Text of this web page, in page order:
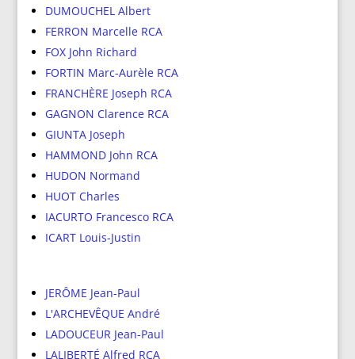
DUMOUCHEL Albert
FERRON Marcelle RCA
FOX John Richard
FORTIN Marc-Aurèle RCA
FRANCHÈRE Joseph RCA
GAGNON Clarence RCA
GIUNTA Joseph
HAMMOND John RCA
HUDON Normand
HUOT Charles
IACURTO Francesco RCA
ICART Louis-Justin
JERÔME Jean-Paul
L'ARCHEVÊQUE André
LADOUCEUR Jean-Paul
LALIBERTÉ Alfred RCA